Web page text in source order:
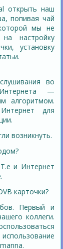
открыть наш
попивая чай
мы не
настройку
установку
во
—
алгоритмом.
для
возникнуть.
и Интернет
карточки?
Первый и
коллеги.